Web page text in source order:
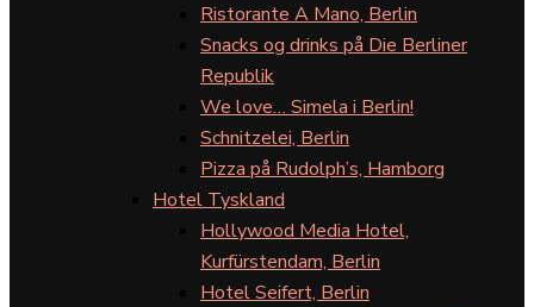
Ristorante A Mano, Berlin
Snacks og drinks på Die Berliner
Republik
We love… Simela i Berlin!
Schnitzelei, Berlin
Pizza på Rudolph’s, Hamborg
Hotel Tyskland
Hollywood Media Hotel,
Kurfürstendam, Berlin
Hotel Seifert, Berlin